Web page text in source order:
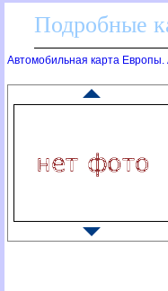
Подробные
Автомобильная карта